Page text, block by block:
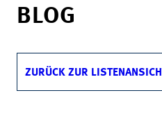
BLOG
ZURÜCK ZUR